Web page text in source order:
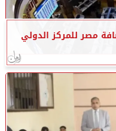
مصر للمركز الدولي